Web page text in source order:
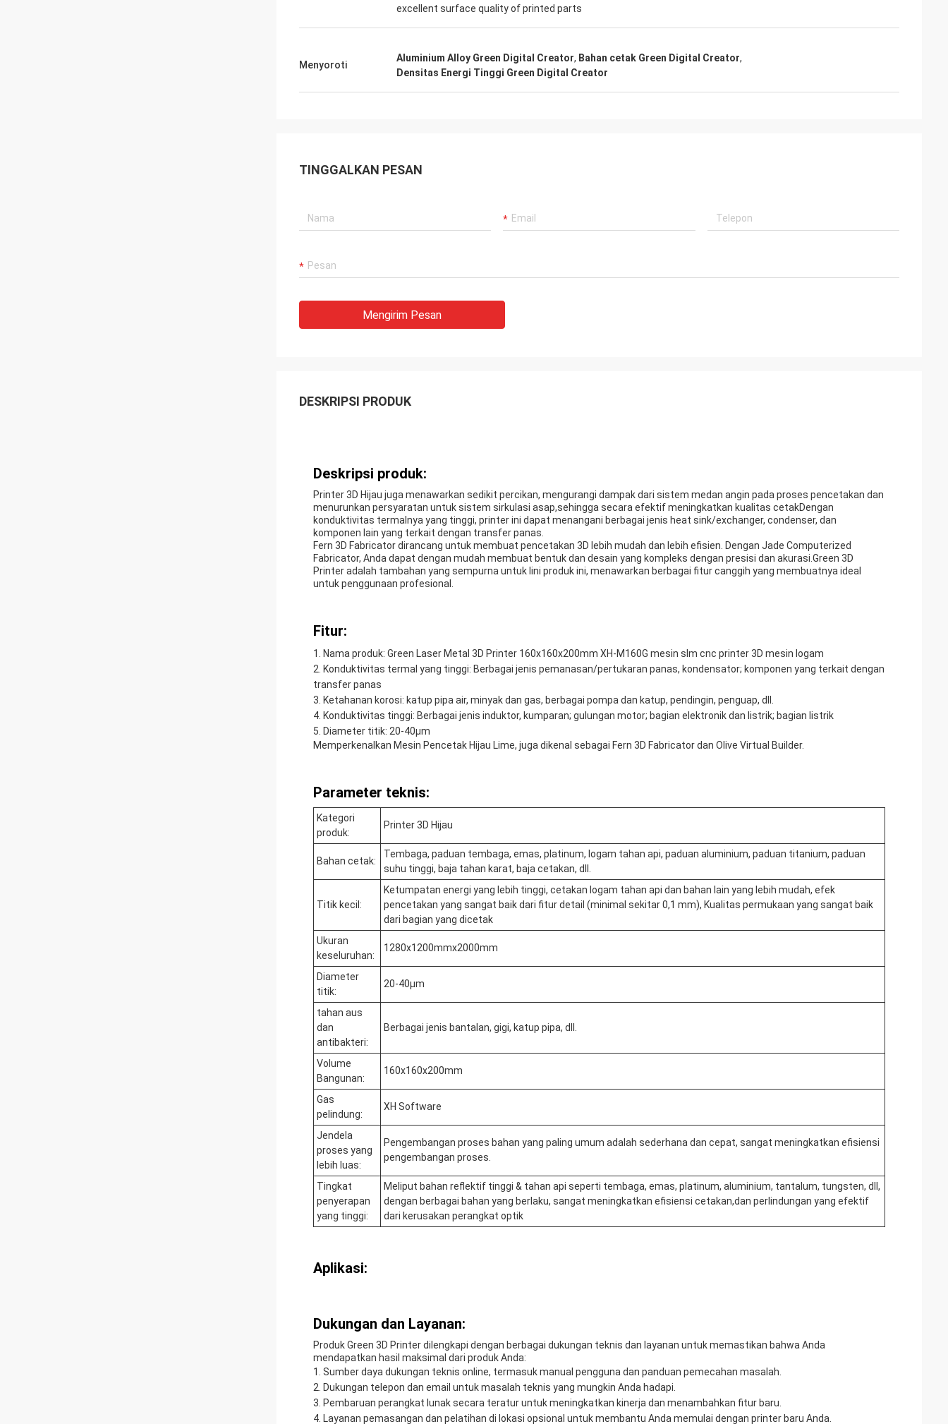
excellent surface quality of printed parts
Menyoroti
Aluminium Alloy Green Digital Creator, Bahan cetak Green Digital Creator,
Densitas Energi Tinggi Green Digital Creator
TINGGALKAN PESAN
Mengirim Pesan
DESKRIPSI PRODUK
Deskripsi produk:
Printer 3D Hijau juga menawarkan sedikit percikan, mengurangi dampak dari sistem medan angin pada proses pencetakan dan
menurunkan persyaratan untuk sistem sirkulasi asap,sehingga secara efektif meningkatkan kualitas cetakDengan
konduktivitas termalnya yang tinggi, printer ini dapat menangani berbagai jenis heat sink/exchanger, condenser, dan
komponen lain yang terkait dengan transfer panas.
Fern 3D Fabricator dirancang untuk membuat pencetakan 3D lebih mudah dan lebih efisien. Dengan Jade Computerized
Fabricator, Anda dapat dengan mudah membuat bentuk dan desain yang kompleks dengan presisi dan akurasi.Green 3D
Printer adalah tambahan yang sempurna untuk lini produk ini, menawarkan berbagai fitur canggih yang membuatnya ideal
untuk penggunaan profesional.
Fitur:
Nama produk: Green Laser Metal 3D Printer 160x160x200mm XH-M160G mesin slm cnc printer 3D mesin logam
Konduktivitas termal yang tinggi: Berbagai jenis pemanasan/pertukaran panas, kondensator; komponen yang terkait dengan
transfer panas
Ketahanan korosi: katup pipa air, minyak dan gas, berbagai pompa dan katup, pendingin, penguap, dll.
Konduktivitas tinggi: Berbagai jenis induktor, kumparan; gulungan motor; bagian elektronik dan listrik; bagian listrik
Diameter titik: 20-40μm
Memperkenalkan Mesin Pencetak Hijau Lime, juga dikenal sebagai Fern 3D Fabricator dan Olive Virtual Builder.
Parameter teknis:
Kategori
produk:
Printer 3D Hijau
Bahan cetak:
Tembaga, paduan tembaga, emas, platinum, logam tahan api, paduan aluminium, paduan titanium, paduan
suhu tinggi, baja tahan karat, baja cetakan, dll.
Titik kecil:
Ketumpatan energi yang lebih tinggi, cetakan logam tahan api dan bahan lain yang lebih mudah, efek
pencetakan yang sangat baik dari fitur detail (minimal sekitar 0,1 mm), Kualitas permukaan yang sangat baik
dari bagian yang dicetak
Ukuran
keseluruhan:
1280x1200mmx2000mm
Diameter
titik:
20-40μm
tahan aus
dan
antibakteri:
Berbagai jenis bantalan, gigi, katup pipa, dll.
Volume
Bangunan:
160x160x200mm
Gas
pelindung:
XH Software
Jendela
proses yang
lebih luas:
Pengembangan proses bahan yang paling umum adalah sederhana dan cepat, sangat meningkatkan efisiensi
pengembangan proses.
Tingkat
penyerapan
yang tinggi:
Meliput bahan reflektif tinggi & tahan api seperti tembaga, emas, platinum, aluminium, tantalum, tungsten, dll,
dengan berbagai bahan yang berlaku, sangat meningkatkan efisiensi cetakan,dan perlindungan yang efektif
dari kerusakan perangkat optik
Aplikasi:
Dukungan dan Layanan:
Produk Green 3D Printer dilengkapi dengan berbagai dukungan teknis dan layanan untuk memastikan bahwa Anda
mendapatkan hasil maksimal dari produk Anda:
Sumber daya dukungan teknis online, termasuk manual pengguna dan panduan pemecahan masalah.
Dukungan telepon dan email untuk masalah teknis yang mungkin Anda hadapi.
Pembaruan perangkat lunak secara teratur untuk meningkatkan kinerja dan menambahkan fitur baru.
Layanan pemasangan dan pelatihan di lokasi opsional untuk membantu Anda memulai dengan printer baru Anda.